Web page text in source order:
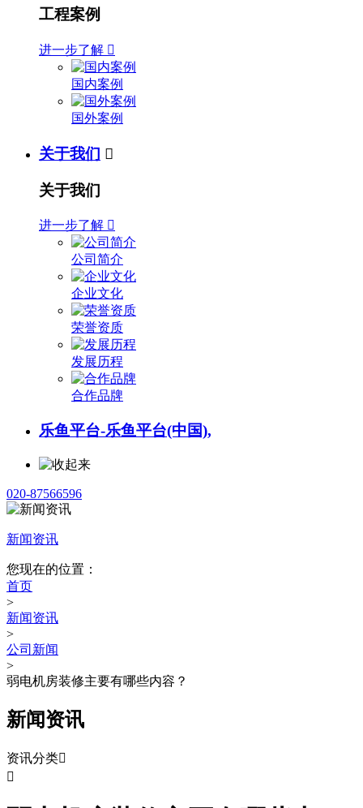
工程案例
进一步了解 
国内案例
国外案例
关于我们 
关于我们
进一步了解 
公司简介
企业文化
荣誉资质
发展历程
合作品牌
乐鱼平台-乐鱼平台(中国),
020-87566596
新闻资讯
您现在的位置：
首页
>
新闻资讯
>
公司新闻
>
弱电机房装修主要有哪些内容？
新闻资讯
资讯分类
